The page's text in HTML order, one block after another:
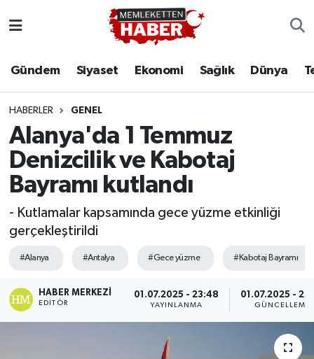
Gündem Siyaset Ekonomi Sağlık Dünya
HABERLER GENEL
Alanya'da 1 Temmuz
Denizcilik ve Kabotaj
Bayramı kutlandı
- Kutlamalar kapsamında gece yüzme etkinliği
gerçekleştirildi
#Alanya #Antalya #Gece yüzme #Kabotaj Bayramı
HABER MERKEZI
EDITÖR
01.07.2025 - 23:48
YAYINLANMA
01.07.2025 -
GÜNCELLEME